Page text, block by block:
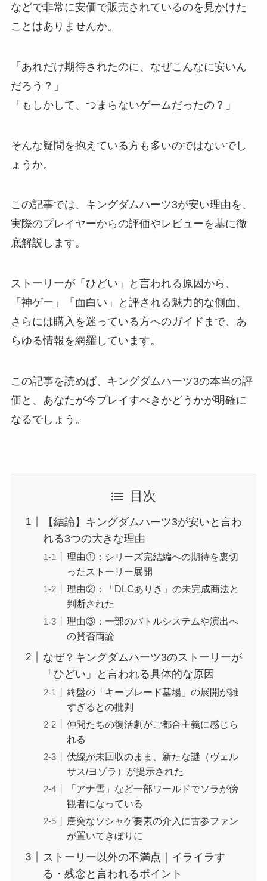
などで非常に安価で販売されているのを見かけた
ことはありませんか。
「あれだけ期待されたのに、なぜこんなに安いん
だろう？」
「もしかして、つまらないゲームだったの？」
そんな疑問を抱えている方も多いのではないでし
ょうか。
この記事では、キングダムハーツ3が安い理由を、
実際のプレイヤーからの評価やレビューを基に徹
底解説します。
ストーリーが「ひどい」と言われる原因から、
「神ゲー」「面白い」と評される魅力的な側面、
さらには購入を迷っている方へのガイドまで、あ
らゆる情報を網羅しています。
この記事を読めば、キングダムハーツ3の本当の評
価と、あなたが今プレイすべきかどうかが明確に
なるでしょう。
目次
【結論】キングダムハーツ3が安いと言わ
れる3つの大きな理由
理由①：シリーズ完結編への期待を裏切
ったストーリー展開
理由②：「DLCありき」の未完成商法と
判断された
理由③：一部のバトルシステムや演出へ
の賛否両論
なぜ？キングダムハーツ3のストーリーが
「ひどい」と言われる具体的な原因
終盤の「キーブレード墓場」の展開が雑
すぎるとの批判
仲間たちの復活劇がご都合主義に感じら
れる
伏線が未回収のまま、新たな謎（ヴェル
サス/ヨゾラ）が提示された
「アナ雪」など一部ワールドでソラが傍
観者になっている
唐突なソシャゲ要素の介入に古参ファン
が置いてきぼりに
ストーリー以外の不満点｜イライラす
る・残念と言われるポイント